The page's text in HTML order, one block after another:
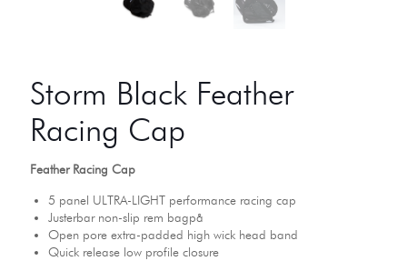
Storm Black Feather
Racing Cap
Feather Racing Cap
5 panel ULTRA-LIGHT performance racing cap
Justerbar non-slip rem bagpå
Open pore extra-padded high wick head band
Quick release low profile closure